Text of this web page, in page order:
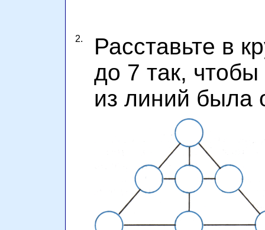
2.
Расставьте в
до 7 так,
из линий была